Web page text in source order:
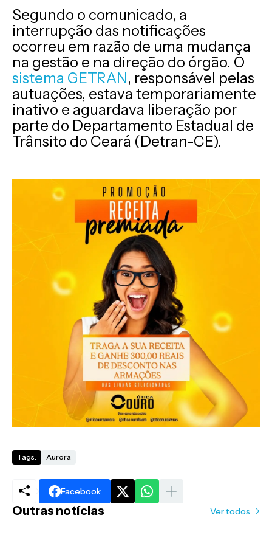
Segundo o comunicado, a
interrupção das notificações
ocorreu em razão de uma mudança
na gestão e na direção do órgão. O
sistema GETRAN, responsável pelas
autuações, estava temporariamente
inativo e aguardava liberação por
parte do Departamento Estadual de
Trânsito do Ceará (Detran-CE).
Tags: Aurora
Facebook
Outras notícias Ver todos